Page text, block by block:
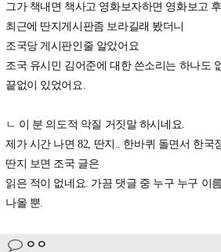
그가 책내면 책사고 영화보자하면 영화보고
최근에 딴지게시판좀 보라길래 봤더니
조국당 게시판인줄 알았어요
조국 유시민 김어준에 대한 쓴소리는 하나도
끝없이 있었어요.
ㄴ 이 분 의도적 악질 거짓말 하시네요.
제가 시간 나면 82, 딴지.. 한바퀴 돌면서 한국
딴지 보면 조국 글은
읽은 적이 없네요. 가끔 댓글 중 누구 누구 이
나올 뿐.
ㅇㅇ